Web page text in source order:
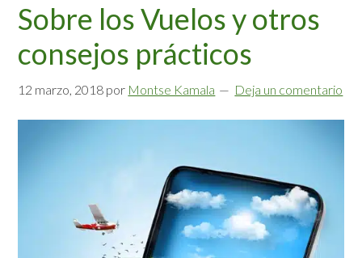
Sobre los Vuelos y otros
consejos prácticos
12 marzo, 2018 por Montse Kamala Deja un comentario